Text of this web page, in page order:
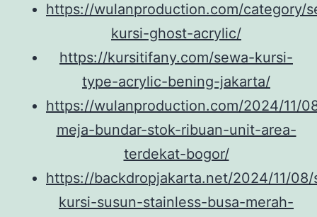
https://wulanproduction.com/category/
kursi-ghost-acrylic/
https://kursitifany.com/sewa-kursi-
type-acrylic-bening-jakarta/
https://wulanproduction.com/2024/11/
meja-bundar-stok-ribuan-unit-area-
terdekat-bogor/
https://backdropjakarta.net/2024/11/
kursi-susun-stainless-busa-merah-